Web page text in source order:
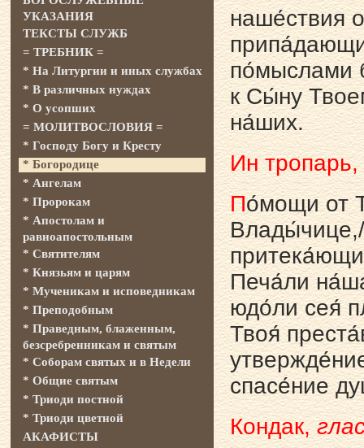
наше́ствия
по́мыслами
к Сы́ну
на́ших.
Ин тропарь,
По́мощи от
Печа́ли
юдо́ли сея́
Твоя́
спасе́ние
Кондак,
УКАЗАНИЯ
ТЕКСТЫ СЛУЖБ
= ТРЕБНИК =
* На Литургии и иных службах
* В различных нуждах
* О усопших
= МОЛИТВОСЛОВИЯ =
* Господу Богу и Кресту
* Богородице
* Ангелам
* Пророкам
* Апостолам и
равноапостольным
* Святителям
* Князьям и царям
* Мученикам и исповедникам
* Преподобным
* Праведным, блаженным,
безсребренникам и святым
* Соборам святых и в Недели
* Общие святым
* Триоди постной
* Триоди цветной
АКАФИСТЫ